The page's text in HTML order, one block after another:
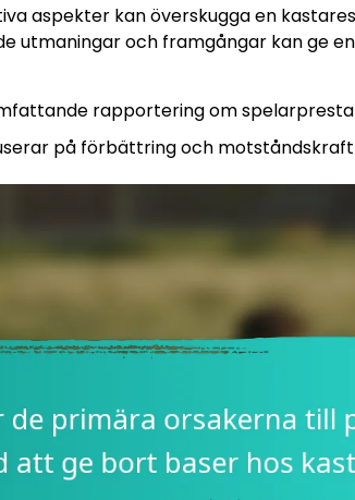
aspekter kan överskugga en
utmaningar och framgångar kan ge
rapportering om
på förbättring och